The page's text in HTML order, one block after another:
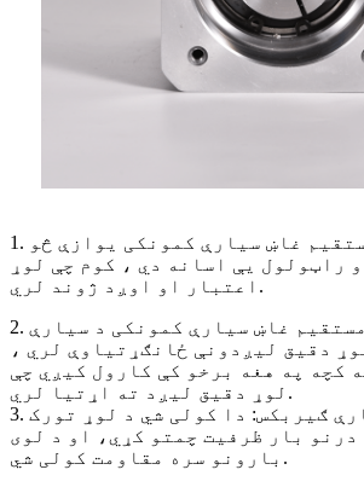
1. لوړ اعتبار: د مستقیم غاښ سیارې کمونکی یوازې څو
راټولول یې اسانه دي ، کوم چې لوړ
اعتبار او اوږد ژوند لري.
2. لوړ دقیقیت: د مستقیم غاښ سیارې کمونکی د سیارې
دقیق لیږدونې ځانګړتیاوې لري ،
کچه په هغه برخو کې کارول کیږي چې
لوړ دقیق لیږد ته اړتیا لري.
3. د مستقیم غاښ سیارې ګیربکس: دا کولی شي د لوړ تورک
درنو بار ظرفیت چمتو کړي، او د لوی
بارونو سره مقاومت کولی شي.